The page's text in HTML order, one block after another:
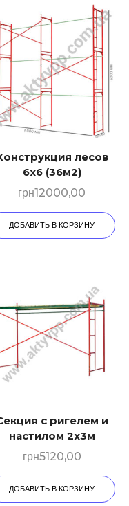
лесов
6х6 (36м2)
грн12000,00
ДОБАВИТЬ В КОРЗИНУ
с ригелем и
настилом 2х3м
грн5120,00
ДОБАВИТЬ В КОРЗИНУ